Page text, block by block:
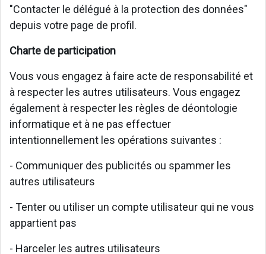
"Contacter le délégué à la protection des données"
depuis votre page de profil.
Charte de participation
Vous vous engagez à faire acte de responsabilité et
à respecter les autres utilisateurs. Vous engagez
également à respecter les règles de déontologie
informatique et à ne pas effectuer
intentionnellement les opérations suivantes :
- Communiquer des publicités ou spammer les
autres utilisateurs
- Tenter ou utiliser un compte utilisateur qui ne vous
appartient pas
- Harceler les autres utilisateurs